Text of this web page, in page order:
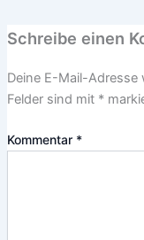
Schreibe einen
Deine E-Mail-
Felder sind mit *
Kommentar *